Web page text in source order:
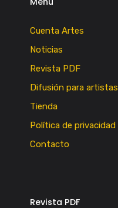
Cuenta Artes
Noticias
Revista PDF
Difusión para artistas
Tienda
Política de privacidad
Contacto
Revista PDF